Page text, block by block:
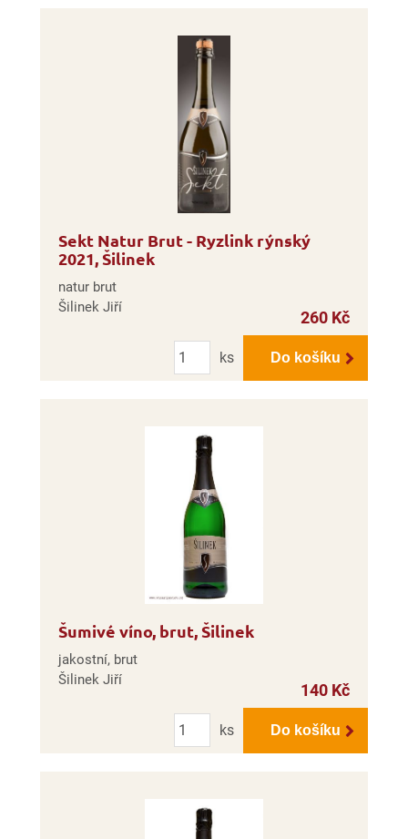
Sekt Natur Brut - Ryzlink rýnský
2021, Šilinek
natur brut
Šilinek Jiří
260 Kč
Počet
ks
Do košíku
Šumivé víno, brut, Šilinek
jakostní, brut
Šilinek Jiří
140 Kč
Počet
ks
Do košíku